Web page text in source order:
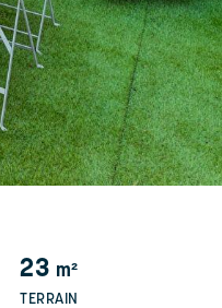
23 m²
TERRAIN